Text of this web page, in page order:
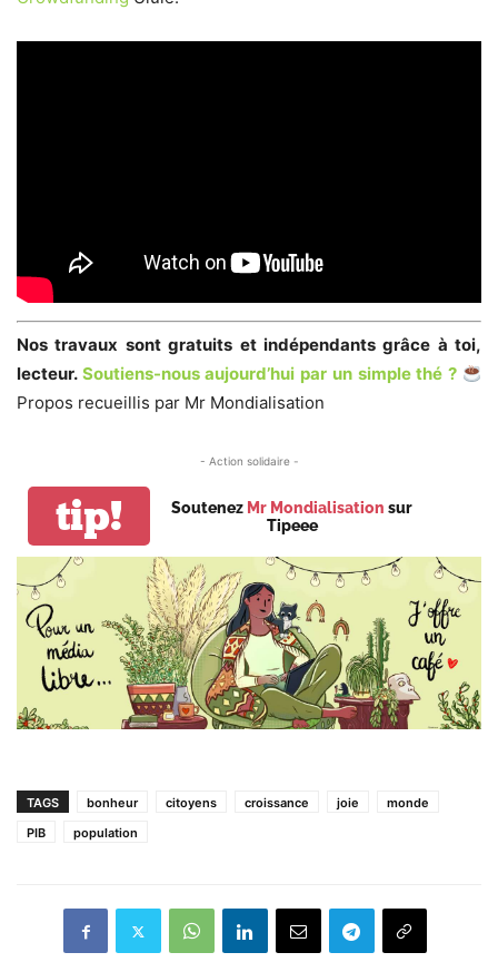
Nos travaux sont gratuits et indépendants grâce à toi,
lecteur. Soutiens-nous aujourd’hui par un simple thé ?
Propos recueillis par Mr Mondialisation
- Action solidaire -
tip! Soutenez Mr Mondialisation sur
Tipeee
TAGS bonheur citoyens croissance joie
monde
PIB
population